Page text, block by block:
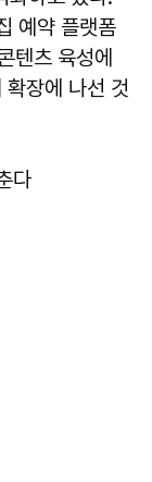
예약 플랫폼
텐츠 육성에
장에 나선 것
다